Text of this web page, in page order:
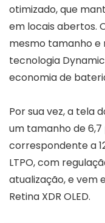
otimizado, que
em locais abertos.
mesmo tamanho e
tecnologia Dynamic
economia de
Por sua vez, a tela
um tamanho de
correspondente a
LTPO, com
atualização, e vem
Retina XDR OLED.